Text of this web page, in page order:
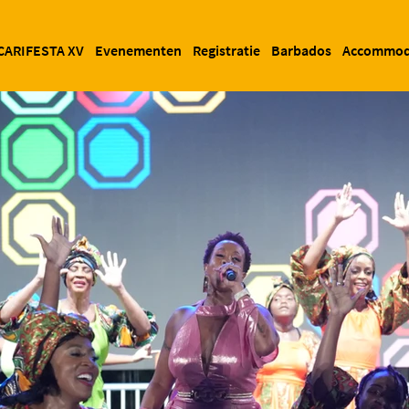
XV Evenementen Registratie Barbados